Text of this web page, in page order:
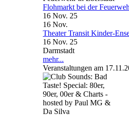
Flohmarkt bei der
16 Nov. 25
16 Nov.
Theater Transit Kinder-
16 Nov. 25
Darmstadt
mehr...
Veranstaltungen am